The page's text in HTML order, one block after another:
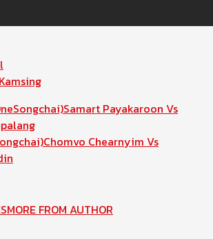
Payakaroon Vs
Chearnyim Vs
MORE FROM AUTHOR